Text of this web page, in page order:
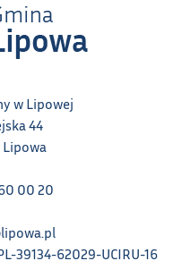
w Lipowej
44
Lipowa
00 20
39134-62029-UCIRU-16